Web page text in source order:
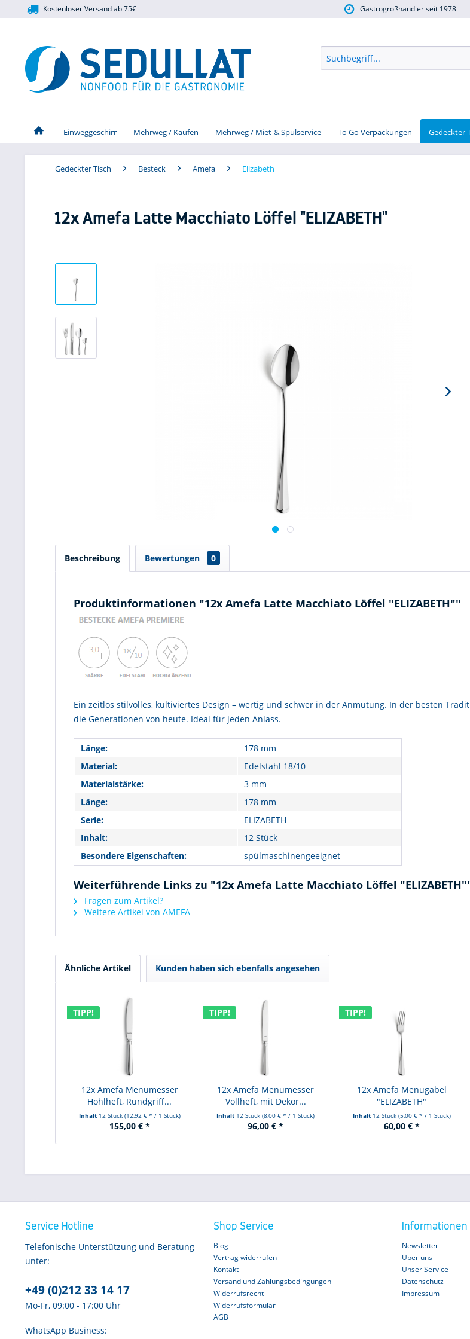
Kostenloser Versand ab 75€ Gastrogroßhändler seit 1978
Einweggeschirr Mehrweg / Kaufen Mehrweg / Miet-& Spülservice To Go Verpackungen Gedeckter
Gedeckter Tisch Besteck Amefa Elizabeth
12x Amefa Latte Macchiato Löffel "ELIZABETH"
Beschreibung Bewertungen 0
Produktinformationen "12x Amefa Latte Macchiato Löffel "ELIZABETH""
Ein zeitlos stilvolles, kultiviertes Design – wertig und schwer in der Anmutung. In der besten
die Generationen von heute. Ideal für jeden Anlass.
Länge:
178 mm
Material:
Edelstahl 18/10
Materialstärke:
3 mm
Länge:
178 mm
Serie:
ELIZABETH
Inhalt:
12 Stück
Besondere Eigenschaften:
spülmaschinengeeignet
Weiterführende Links zu "12x Amefa Latte Macchiato Löffel
Fragen zum Artikel?
Weitere Artikel von AMEFA
Ähnliche Artikel Kunden haben sich ebenfalls angesehen
TIPP!
12x Amefa Menümesser
Hohlheft, Rundgriff...
Inhalt 12 Stück (12,92 € * / 1 Stück)
155,00 € *
TIPP!
12x Amefa Menümesser
Vollheft, mit Dekor...
Inhalt 12 Stück(8,00 € * / 1 Stück)
96,00 € *
TIPP!
12x Amefa Menügabel
"ELIZABETH"
Inhalt 12 Stück (5,00 € * / 1 Stück)
60,00 € *
Service Hotline
Telefonische Unterstützung und Beratung
unter:
+49 (0)212 33 14 17
Mo-Fr, 09:00 - 17:00 Uhr
WhatsApp Business:
Shop Service
Blog
Vertrag widerrufen
Kontakt
Versand und Zahlungsbedingungen
Widerrufsrecht
Widerrufsformular
AGB
Informationen
Newsletter
Über uns
Unser Service
Datenschutz
Impressum